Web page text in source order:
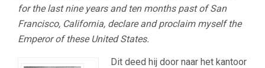
for the last nine years and ten months past of San
Francisco, California, declare and proclaim myself the
Emperor of these United States.
Dit deed hij door naar het kantoor